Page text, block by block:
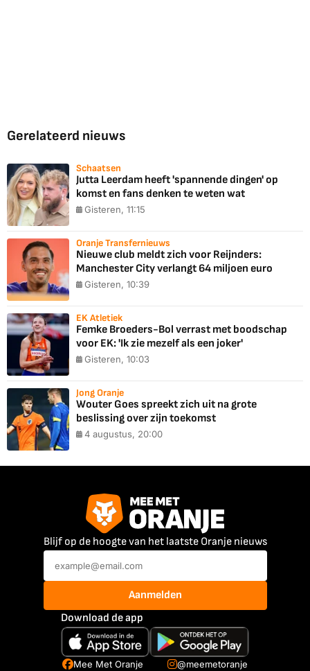
Gerelateerd nieuws
Schaatsen
Jutta Leerdam heeft 'spannende dingen' op
komst en fans denken te weten wat
Gisteren, 11:15
Oranje Transfernieuws
Nieuwe club meldt zich voor Reijnders:
Manchester City verlangt 64 miljoen euro
Gisteren, 10:39
EK Atletiek
Femke Broeders-Bol verrast met boodschap
voor EK: 'Ik zie mezelf als een joker'
Gisteren, 10:03
Jong Oranje
Wouter Goes spreekt zich uit na grote
beslissing over zijn toekomst
4 augustus, 20:00
Blijf op de hoogte van het laatste Oranje nieuws
Aanmelden
Download de app
Mee Met Oranje
@meemetoranje